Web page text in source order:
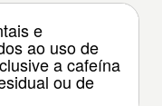
e
ao uso de
a cafeína
ou de